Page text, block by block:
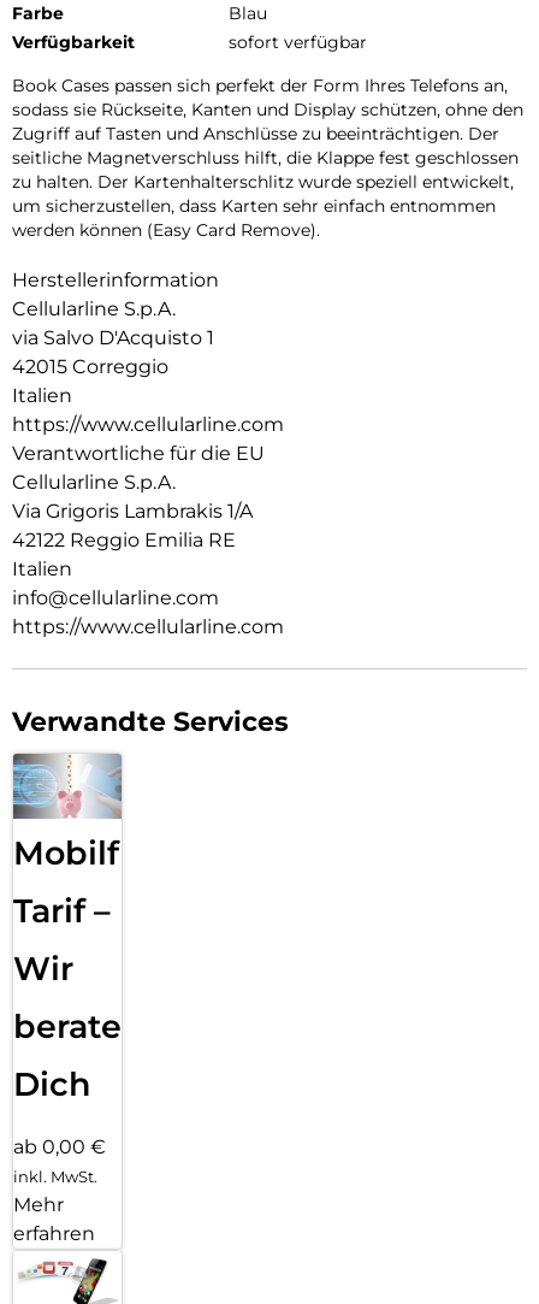
Farbe
Blau
Verfügbarkeit
sofort verfügbar
Book Cases passen sich perfekt der Form Ihres Telefons an,
sodass sie Rückseite, Kanten und Display schützen, ohne den
Zugriff auf Tasten und Anschlüsse zu beeinträchtigen. Der
seitliche Magnetverschluss hilft, die Klappe fest geschlossen
zu halten. Der Kartenhalterschlitz wurde speziell entwickelt,
um sicherzustellen, dass Karten sehr einfach entnommen
werden können (Easy Card Remove).
Herstellerinformation
Cellularline S.p.A.
via Salvo D'Acquisto 1
42015 Correggio
Italien
https://www.cellularline.com
Verantwortliche für die EU
Cellularline S.p.A.
Via Grigoris Lambrakis 1/A
42122 Reggio Emilia RE
Italien
info@cellularline.com
https://www.cellularline.com
Verwandte Services
Mobilfunk
Tarif –
Wir
beraten
Dich
ab 0,00 €
inkl. MwSt.
Mehr
erfahren